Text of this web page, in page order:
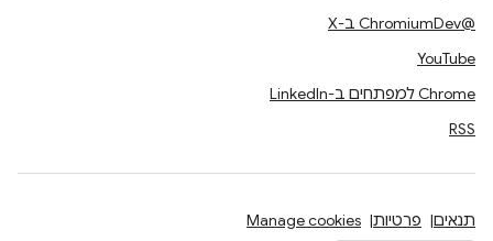
@ChromiumDev ב-X
YouTube
Chrome למפתחים ב-LinkedIn
RSS
תנאים פרטיות Manage cookies